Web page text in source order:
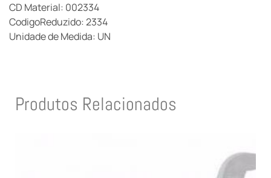
CD Material: 002334
CodigoReduzido: 2334
Unidade de Medida: UN
Produtos Relacionados